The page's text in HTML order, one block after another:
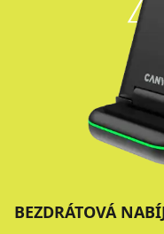
BEZDRÁTOVÁ